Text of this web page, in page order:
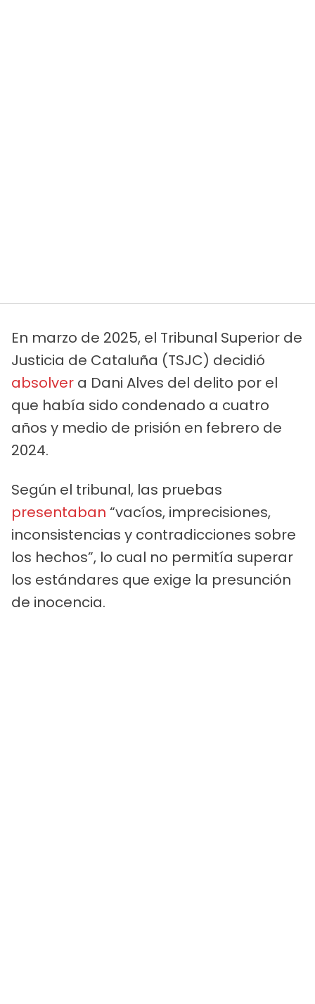
En marzo de 2025, el Tribunal Superior de
Justicia de Cataluña (TSJC) decidió
absolver a Dani Alves del delito por el
que había sido condenado a cuatro
años y medio de prisión en febrero de
2024.
Según el tribunal, las pruebas
presentaban “vacíos, imprecisiones,
inconsistencias y contradicciones sobre
los hechos”, lo cual no permitía superar
los estándares que exige la presunción
de inocencia.